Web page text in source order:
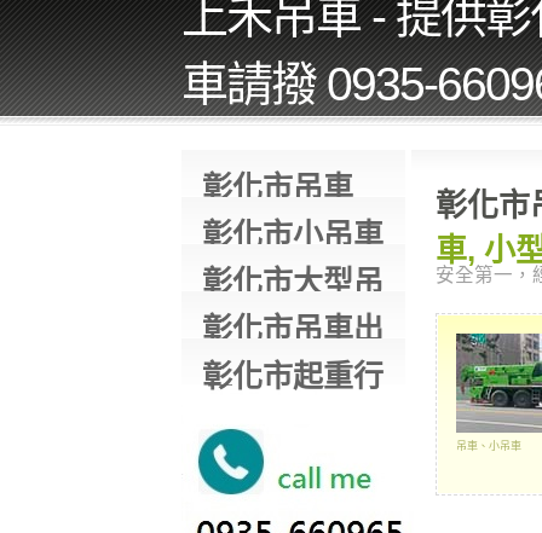
上禾吊車 - 提供
車請撥 0935-
彰化市吊車
彰化市小吊車
彰化市大型吊
車
彰化市吊車出
租
彰化市起重行
彰化
車, 小
安全第一，
吊車、小吊車